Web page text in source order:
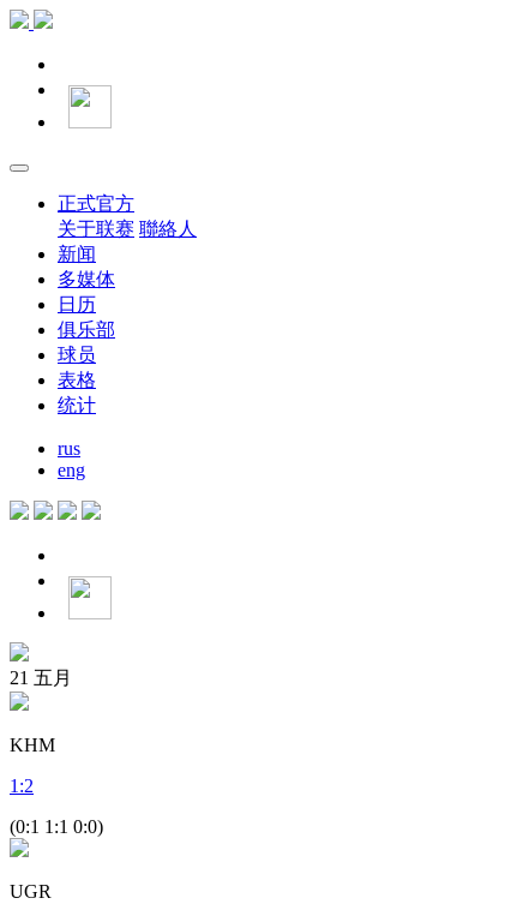
正式官方
关于联赛 聯絡人
新闻
多媒体
日历
俱乐部
球员
表格
统计
rus
eng
21 五月
KHM
1 :2
(0:1 1:1 0:0)
UGR